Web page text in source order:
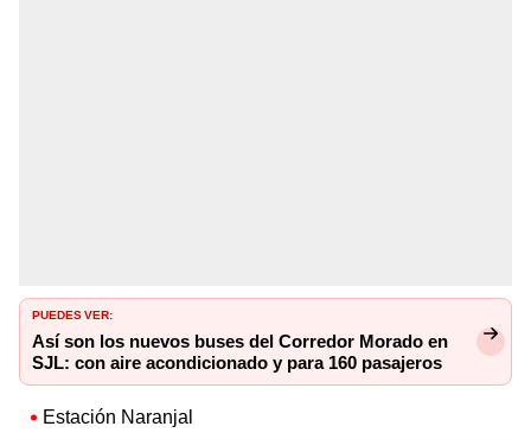
PUEDES VER:
Así son los nuevos buses del Corredor Morado en
SJL: con aire acondicionado y para 160 pasajeros
Estación Naranjal